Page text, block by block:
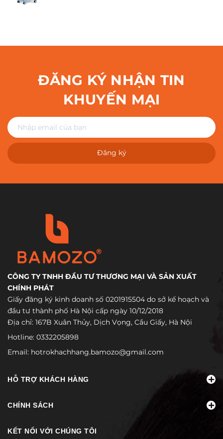
ĐĂNG KÝ NHẬN TIN
KHUYẾN MẠI
Đăng ký
CÔNG TY TNHH ĐẦU TƯ THƯƠNG MẠI VÀ SẢN XUẤT
CHÍNH PHÁT
Giấy đăng ký kinh doanh số 0201915504 do sở kế hoạch và
đầu tư thành phố Hà Nội cấp ngày 10/12/2018
Địa chỉ: 167B Xuân Thủy, Dịch Vọng, Cầu Giấy, Hà Nội
Hotline: 0332205898
Email: hotrokhachhang.bamozo@gmail.com
HỖ TRỢ KHÁCH HÀNG
CHÍNH SÁCH
KẾT NỐI VỚI CHÚNG TÔI